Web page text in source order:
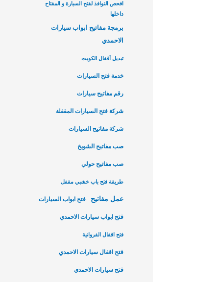
افحص النوافذ لفتح السيارة و المفتاح
داخلها
برمجة مفاتيح ابواب سيارات
الاحمدي
تبديل أقفال الكويت
خدمة فتح السيارات
رقم مفاتيح سيارات
شركة فتح السيارات المقفلة
شركة مفاتيح السيارات
صب مفاتيح الشويخ
صب مفاتيح حولي
طريقة فتح باب خشبي مقفل
عمل مفاتيح فتح ابواب السيارات
فتح ابواب سيارات الاحمدي
فتح اقفال الفروانية
فتح اقفال سيارات الاحمدي
فتح سيارات الاحمدي